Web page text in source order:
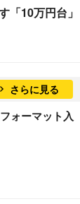
「10万円台」
さらに見る
ォーマット入